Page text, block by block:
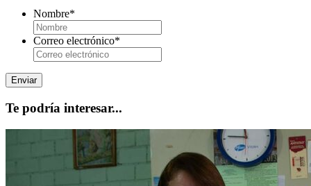
Nombre*
Correo electrónico*
Te podría interesar...